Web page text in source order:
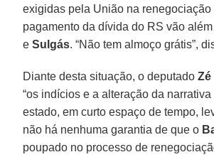
exigidas pela União na
pagamento da dívida do RS vão
eSulgás. “Não tem almoço grátis”,
Diante desta situação, o deputadoZé
“os indícios e a alteração da
estado, em curto espaço de tempo,
não há nenhuma garantia de que o
poupado no processo de